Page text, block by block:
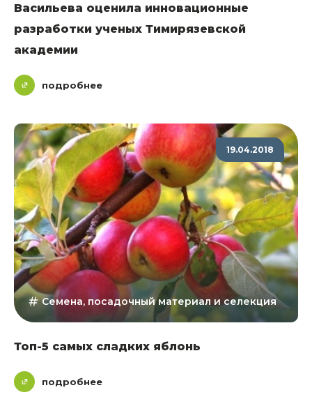
Васильева оценила инновационные
разработки ученых Тимирязевской
академии
подробнее
19.04.2018
Семена, посадочный материал и селекция
Топ-5 самых сладких яблонь
подробнее